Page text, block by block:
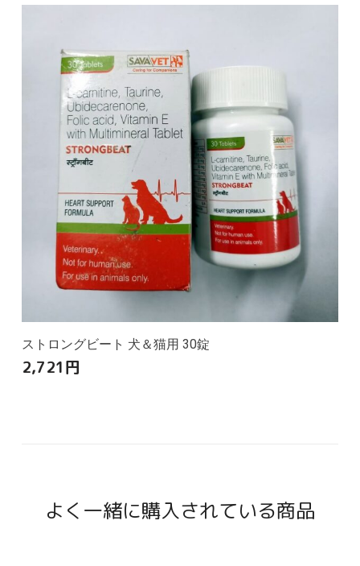
ストロングビート 犬＆猫用 30錠
2,721円
よく一緒に購入されている商品